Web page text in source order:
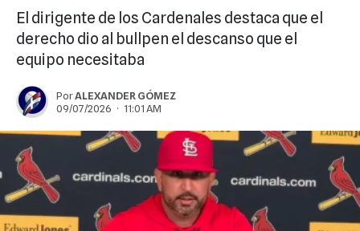
El dirigente de los Cardenales destaca que el
derecho dio al bullpen el descanso que el
equipo necesitaba
PorALEXANDER GÓMEZ
09/07/2026 · 11:01 AM